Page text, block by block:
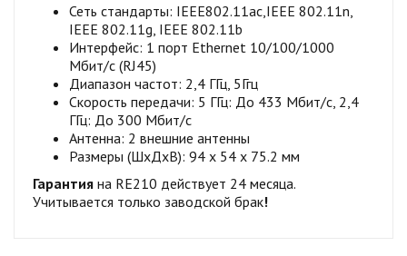
Сеть стандарты: IEEE802.11ac,IEEE 802.11n,
IEEE 802.11g, IEEE 802.11b
Интерфейс: 1 порт Ethernet 10/100/1000
Мбит/с (RJ45)
Диапазон частот: 2,4 ГГц, 5Ггц
Скороcть передачи: 5 ГГц: До 433 Мбит/с, 2,4
ГГц: До 300 Мбит/с
Антенна: 2 внешние антенны
Размеры (ШхДхВ): 94 x 54 x 75.2 мм
Гарантия на RE210 действует 24 месяца.
Учитывается только заводской брак!